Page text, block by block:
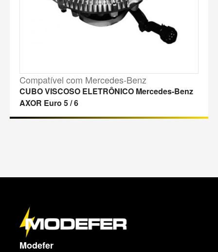
Compatível com Mercedes-Benz
CUBO VISCOSO ELETRÔNICO Mercedes-Benz
AXOR Euro 5 / 6
M
Modefer